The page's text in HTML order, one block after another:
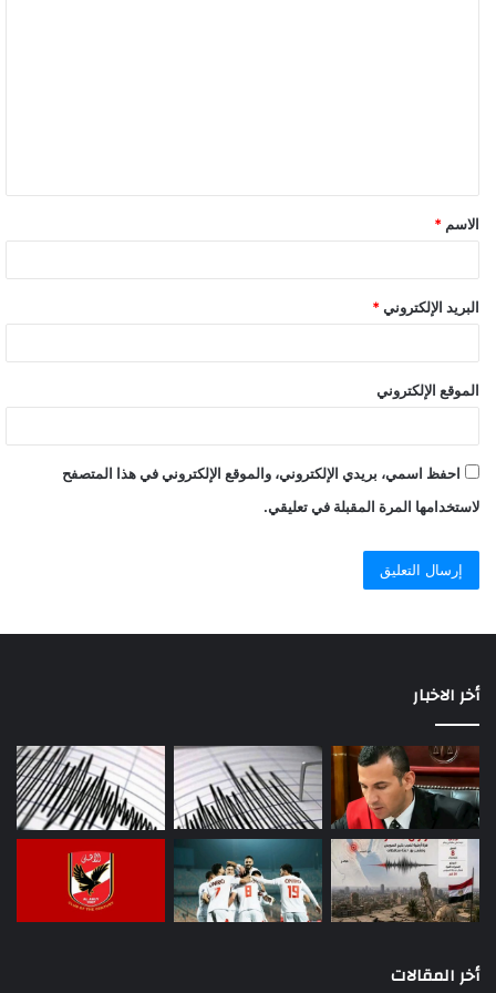
الاسم *
البريد الإلكتروني *
الموقع الإلكتروني
احفظ اسمي، بريدي الإلكتروني، والموقع الإلكتروني في هذا المتصفح
لاستخدامها المرة المقبلة في تعليقي.
أخر الاخبار
أخر المقالات